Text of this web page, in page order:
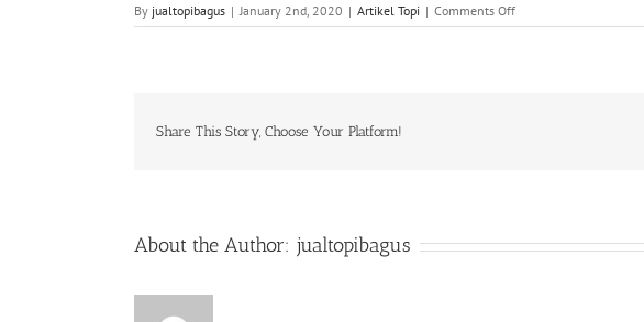
By jualtopibagus | January 2nd, 2020 | Artikel Topi | Comments Offon
0812
Beji
Share This Story, Choose Your Platform!
About the Author: jualtopibagus